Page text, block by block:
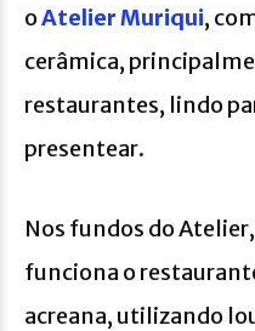
oAtelier Muriqui,
cerâmica,
restaurantes, lindo
presentear.
Nos fundos do
funciona o
acreana, utilizando